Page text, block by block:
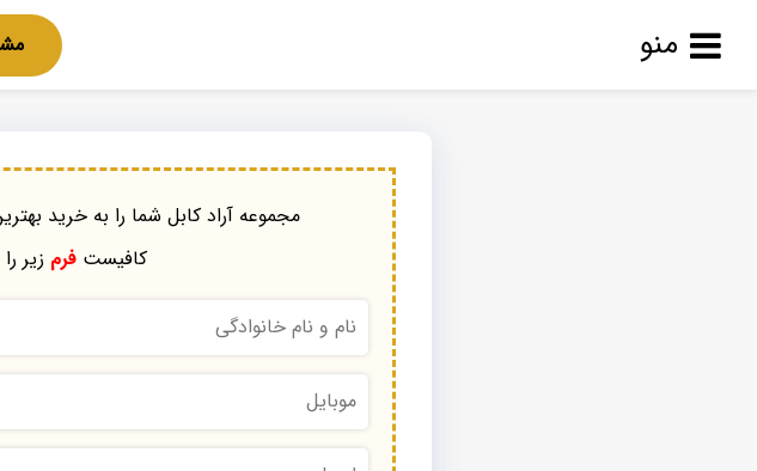
منو
مجموعه آراد کابل شما را به خرید
کافیستفرم زیر